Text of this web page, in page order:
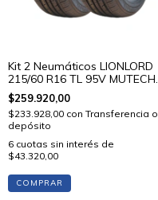
Kit 2 Neumáticos LIONLORD
215/60 R16 TL 95V MUTECH
H01
$259.920,00
$233.928,00 con Transferencia o
depósito
6 cuotas sin interés de
$43.320,00
COMPRAR